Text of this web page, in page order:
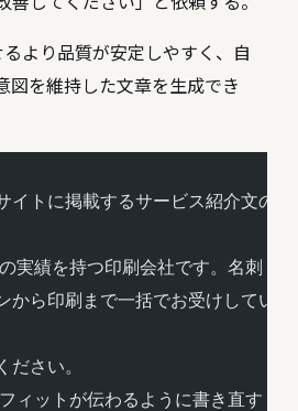
より品質が安定しやすく、自
図を維持した文章を生成でき
イトに掲載するサービス紹介文の
実績を持つ印刷会社です。名刺・
から印刷まで一括でお受けしていま
ださい。
ィットが伝わるように書き直す